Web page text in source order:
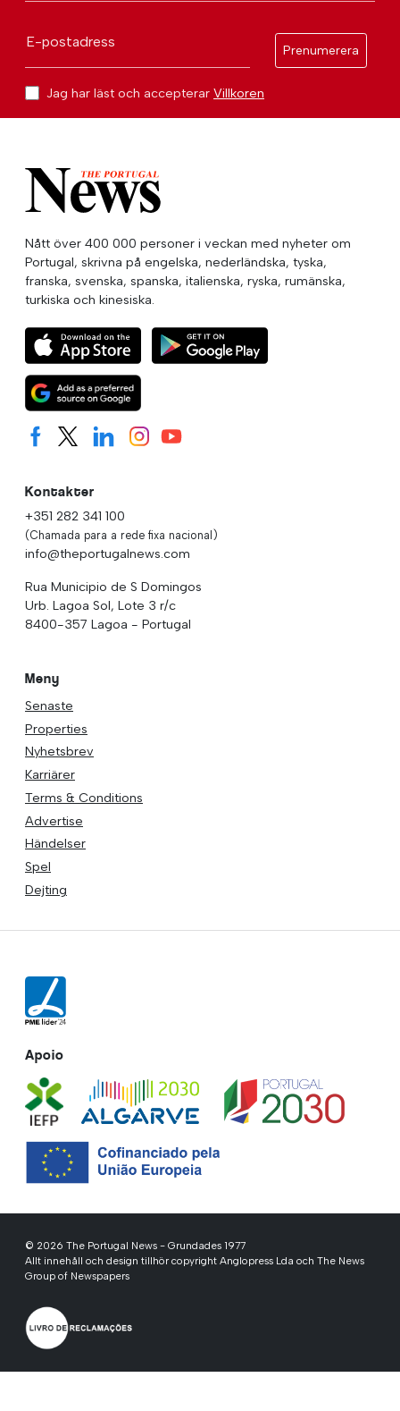
E-postadress
Prenumerera
Jag har läst och accepterar Villkoren
Nått över 400 000 personer i veckan med nyheter om
Portugal, skrivna på engelska, nederländska, tyska,
franska, svenska, spanska, italienska, ryska, rumänska,
turkiska och kinesiska.
Kontakter
+351 282 341 100
(Chamada para a rede fixa nacional)
info@theportugalnews.com
Rua Municipio de S Domingos
Urb. Lagoa Sol, Lote 3 r/c
8400-357 Lagoa - Portugal
Meny
Senaste
Properties
Nyhetsbrev
Karriärer
Terms & Conditions
Advertise
Händelser
Spel
Dejting
Apoio
© 2026 The Portugal News - Grundades 1977
Allt innehåll och design tillhör copyright Anglopress Lda och The News
Group of Newspapers